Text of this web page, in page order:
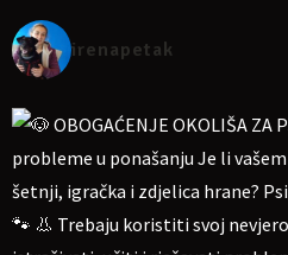
irenapetak